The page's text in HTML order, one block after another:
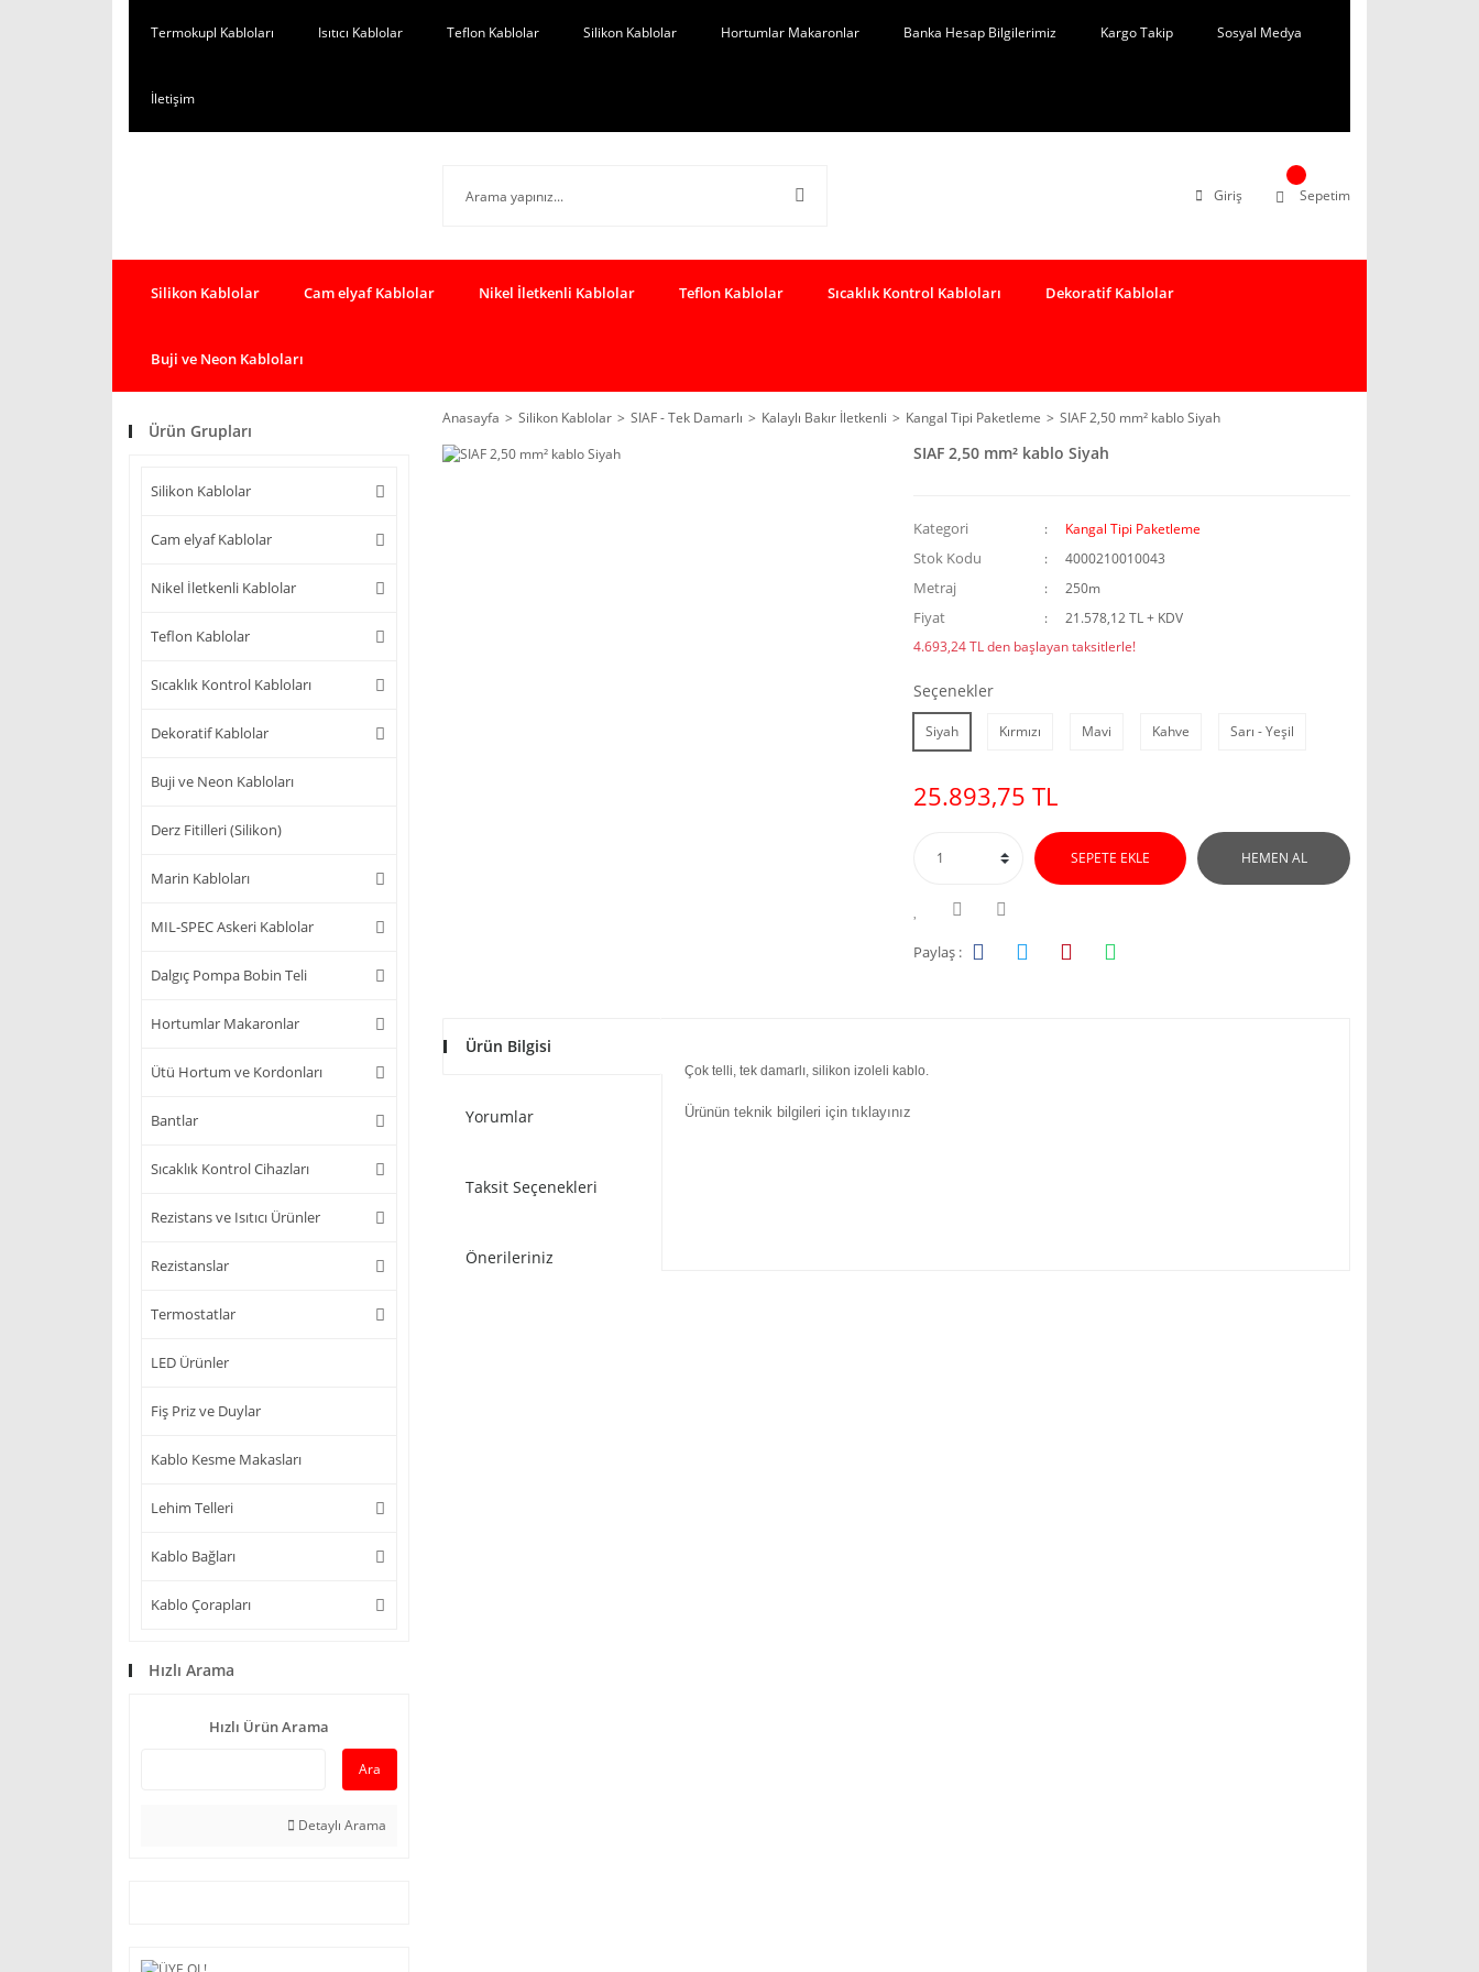
Termokupl Kabloları Isıtıcı Kablolar Teflon Kablolar Silikon Kablolar Hortumlar Makaronlar Banka Hesap Bilgilerimiz Kargo Takip Sosyal Medya
İletişim
Giriş Sepetim
Silikon Kablolar Cam elyaf Kablolar Nikel İletkenli Kablolar Teflon Kablolar Sıcaklık Kontrol Kabloları Dekoratif Kablolar
Buji ve Neon Kabloları
Ürün Grupları
Silikon Kablolar
Cam elyaf Kablolar
Nikel İletkenli Kablolar
Teflon Kablolar
Sıcaklık Kontrol Kabloları
Dekoratif Kablolar
Buji ve Neon Kabloları
Derz Fitilleri (Silikon)
Marin Kabloları
MIL-SPEC Askeri Kablolar
Dalgıç Pompa Bobin Teli
Hortumlar Makaronlar
Ütü Hortum ve Kordonları
Bantlar
Sıcaklık Kontrol Cihazları
Rezistans ve Isıtıcı Ürünler
Rezistanslar
Termostatlar
LED Ürünler
Fiş Priz ve Duylar
Kablo Kesme Makasları
Lehim Telleri
Kablo Bağları
Kablo Çorapları
Hızlı Arama
Hızlı Ürün Arama
Ara
Detaylı Arama
Anasayfa Silikon Kablolar SIAF - Tek Damarlı Kalaylı Bakır İletkenli Kangal Tipi Paketleme SIAF 2,50 mm² kablo Siyah
SIAF 2,50 mm² kablo Siyah
Kategori Kangal Tipi Paketleme
Stok Kodu 4000210010043
Metraj 250m
Fiyat
21.578,12 TL + KDV
4.693,24 TL den başlayan taksitlerle!
Seçenekler
Siyah Kırmızı Mavi Kahve Sarı - Yeşil
25.893,75 TL
SEPETE EKLE HEMEN AL
Paylaş :
Ürün Bilgisi
Yorumlar
Taksit Seçenekleri
Önerileriniz
Çok telli, tek damarlı, silikon izoleli kablo.
Ürünün teknik bilgileri için tıklayınız